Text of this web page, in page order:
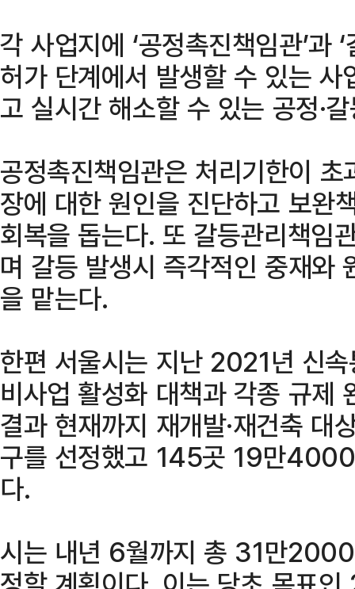
각 사업지에 ‘공정촉진책임관’과
허가 단계에서 발생할 수 있는
고 실시간 해소할 수 있는 공정·
공정촉진책임관은 처리기한이
장에 대한 원인을 진단하고 보완
회복을 돕는다. 또 갈등관리책임
며 갈등 발생시 즉각적인 중재와
을 맡는다.
한편 서울시는 지난 2021년 신
비사업 활성화 대책과 각종 규제
결과 현재까지 재개발·재건축
구를 선정했고 145곳 19만
다.
시는 내년 6월까지 총 31만